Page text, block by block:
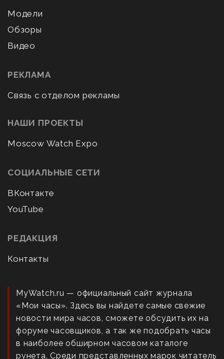
Модели
Обзоры
Видео
РЕКЛАМА
Связь с отделом рекламы
НАШИ ПРОЕКТЫ
Moscow Watch Expo
СОЦИАЛЬНЫЕ СЕТИ
ВКонтакте
YouTube
РЕДАКЦИЯ
Контакты
MyWatch.ru — официальный сайт журнала
«Мои часы». Здесь вы найдете самые свежие
новости мира часов, сможете обсудить их на
форуме часовщиков, а так же подобрать часы
в наиболее обширном часовом каталоге
рунета. Среди представленных марок читатель